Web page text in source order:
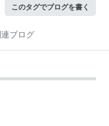
このタグでブログを書く
ブログ